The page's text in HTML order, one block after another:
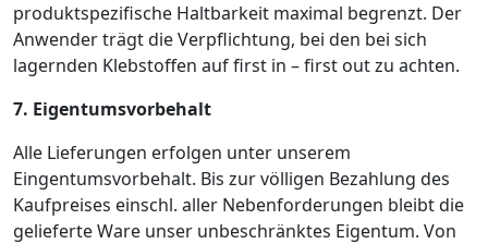
produktspezifische Haltbarkeit maximal begrenzt. Der
Anwender trägt die Verpflichtung, bei den bei sich
lagernden Klebstoffen auf first in – first out zu achten.
7. Eigentumsvorbehalt
Alle Lieferungen erfolgen unter unserem
Eingentumsvorbehalt. Bis zur völligen Bezahlung des
Kaufpreises einschl. aller Nebenforderungen bleibt die
gelieferte Ware unser unbeschränktes Eigentum. Von